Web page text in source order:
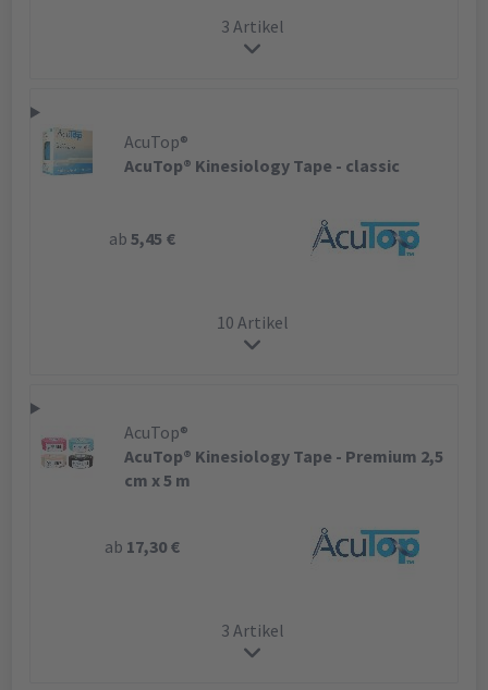
3 Artikel
AcuTop®
AcuTop® Kinesiology Tape - classic
ab 5,45 €
10 Artikel
AcuTop®
AcuTop® Kinesiology Tape - Premium 2,5
cm x 5 m
ab 17,30 €
3 Artikel